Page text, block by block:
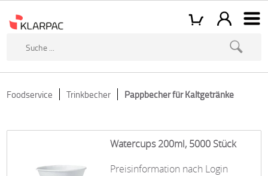
Foodservice Trinkbecher Pappbecher für Kaltgetränke
Watercups 200ml, 5000 Stück
Preisinformation nach Login